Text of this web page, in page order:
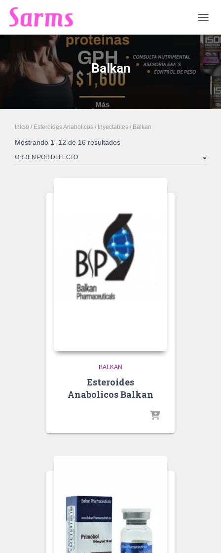
Balkan
Inicio / Esteroides Anabolicos / Inyectables / Balkan
Mostrando 1–12 de 16 resultados
BALKAN
Esteroides
Anabolicos Balkan